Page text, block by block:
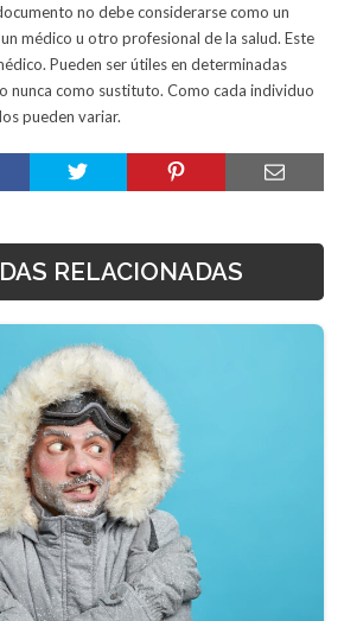
no debe considerarse como un
médico u otro profesional de la salud. Este
Pueden ser útiles en determinadas
nunca como sustituto. Como cada individuo
pueden variar.
RELACIONADAS